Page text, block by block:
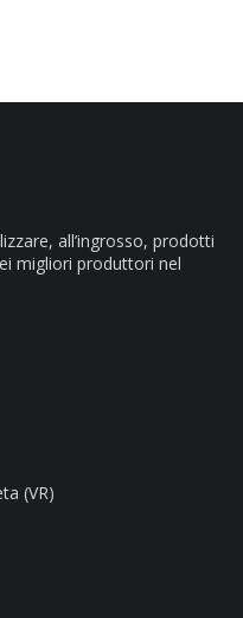
all’ingrosso, prodotti
migliori produttori nel
(VR)